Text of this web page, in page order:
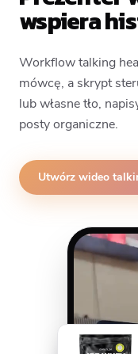
wspiera
Workflow talking
mówcę, a skrypt
lub własne tło,
posty organiczne.
Utwórz wideo